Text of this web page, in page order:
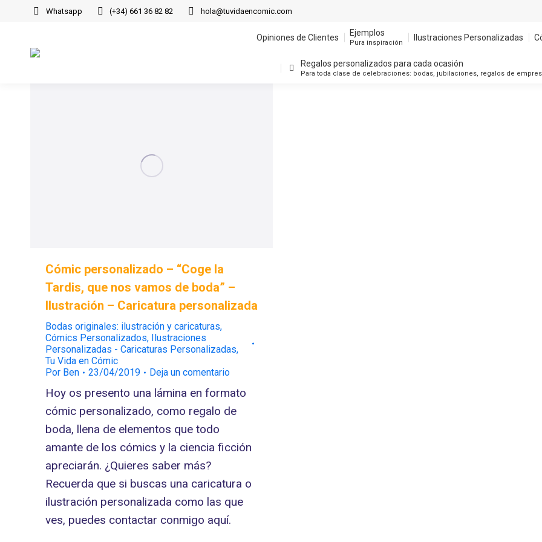
Whatsapp (+34) 661 36 82 82 hola@tuvidaencomic.com
Opiniones de Clientes Ejemplos
Pura inspiración
Ilustraciones Personalizadas
Regalos personalizados para cada ocasión
Para toda clase de celebraciones: bodas, jubilaciones, regalos de
Cómic personalizado – “Coge la
Tardis, que nos vamos de boda” –
Ilustración – Caricatura personalizada
Bodas originales: ilustración y caricaturas,
Cómics Personalizados,
Ilustraciones
Personalizadas - Caricaturas Personalizadas,
Tu Vida en Cómic
Por Ben 23/04/2019 Deja un comentario
Hoy os presento una lámina en formato
cómic personalizado, como regalo de
boda, llena de elementos que todo
amante de los cómics y la ciencia ficción
apreciarán. ¿Quieres saber más?
Recuerda que si buscas una caricatura o
ilustración personalizada como las que
ves, puedes contactar conmigo aquí.
Opiniones de Clientes
Regalos personalizados para cada ocasión